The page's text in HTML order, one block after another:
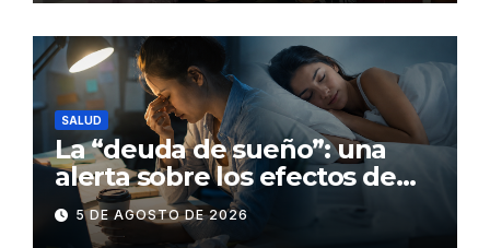
SALUD
La “deuda de sueño”: una
alerta sobre los efectos de
dormir mal en la salud física y
mental
5 DE AGOSTO DE 2026